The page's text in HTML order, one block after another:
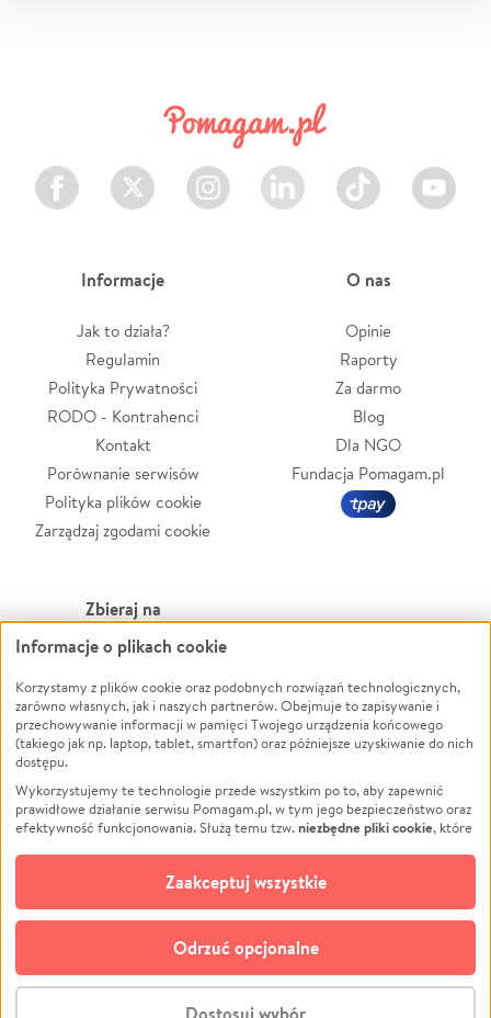
Facebook Twitter Instagram LinkedIn TikTok Youtube
Informacje
Jak to działa?
Regulamin
Polityka Prywatności
RODO - Kontrahenci
Kontakt
Porównanie serwisów
Polityka plików cookie
Zarządzaj zgodami cookie
O nas
Opinie
Raporty
Za darmo
Blog
Dla NGO
Fundacja Pomagam.pl
Zbieraj na
Leczenie
Zwierzęta
Pożar
Ukraina
Pomoc Finansowa
Projekty
Pogrzeb
Społeczność lokalna
Kultura
Powódź
Wichura
NGO
Edukacja
Podróż
Impreza
Ochrona środowiska
Biznes
© CROWDING SP. Z O.O.
Informacje o plikach cookie
Korzystamy z plików cookie oraz podobnych rozwiązań technologicznych,
zarówno własnych, jak i naszych partnerów. Obejmuje to zapisywanie i
przechowywanie informacji w pamięci Twojego urządzenia końcowego
(takiego jak np. laptop, tablet, smartfon) oraz późniejsze uzyskiwanie do nich
dostępu.
Wykorzystujemy te technologie przede wszystkim po to, aby zapewnić
prawidłowe działanie serwisu Pomagam.pl, w tym jego bezpieczeństwo oraz
efektywność funkcjonowania. Służą temu tzw.niezbędne pliki cookie, które
opcjonalnych plików cookie
technologii do celów analitycznych i retargetingowych. Możesz wyrazić
zgodę na ich stosowanie lub jej odmówić. W dowolnym momencie masz
możliwość zmiany swoich preferencji na stronie „Zarządzaj zgodami cookie”,
do której link znajdziesz w stopce serwisu Pomagam.pl. Opcjonalne pliki
cookie wykorzystywane są w następujących celach:
Odrzuć opcjonalne
Zaakceptuj wszystkie